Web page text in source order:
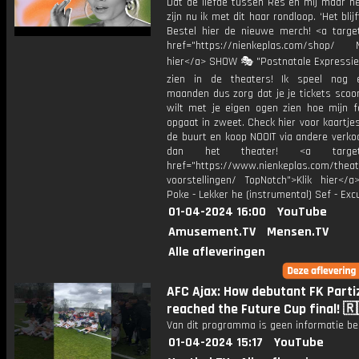
zijn nu ik met dit haar rondloop. ‘Het
Bestel hier de nieuwe merch! <a
href="https://nienkeplas.com/shop/
hier</a> SHOW 🎭 "Postnatale
zien in de theaters! Ik speel nog
maanden dus zorg dat je je tickets
wilt met je eigen ogen zien hoe mijn
opgaat in zweet. Check hier voor
de buurt en koop NOOIT via andere
dan het theater! <a
href="https://www.nienkeplas.com/
voorstellingen/ TopNotch">Klik hier</
Poke - Lekker he (instrumental) Sef -
01-04-2024 16:00
YouTube
Amusement.TV
Mensen.TV
Alle afleveringen
AFC Ajax: How debutant FK
reached the Future Cup final!
Van dit programma is geen informatie
01-04-2024 15:17
YouTube